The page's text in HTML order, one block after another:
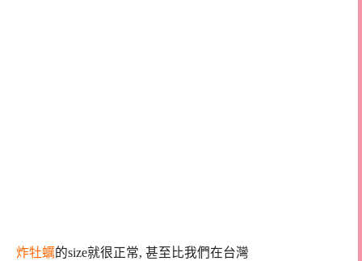
炸牡蠣的size就很正常, 甚至比我們在台灣